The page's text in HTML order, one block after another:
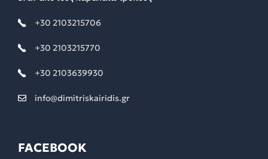
+30 2103215706
+30 2103215770
+30 2103639930
info@dimitriskairidis.gr
FACEBOOK